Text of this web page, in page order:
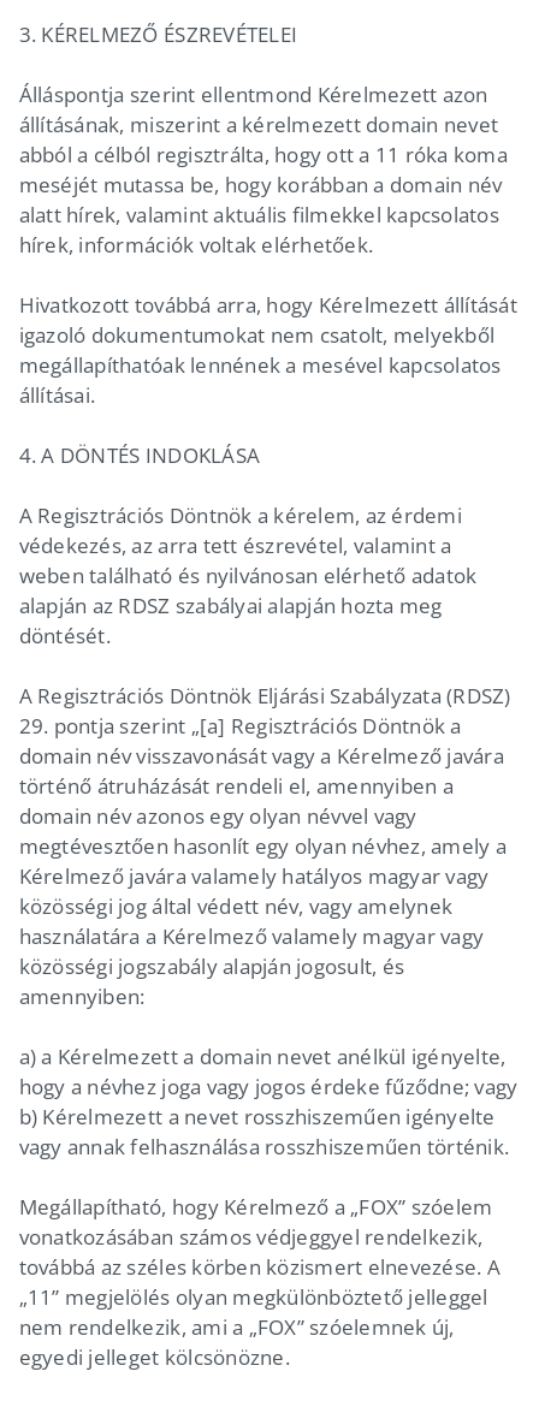
3. KÉRELMEZŐ ÉSZREVÉTELEI
Álláspontja szerint ellentmond Kérelmezett azon
állításának, miszerint a kérelmezett domain nevet
abból a célból regisztrálta, hogy ott a 11 róka koma
meséjét mutassa be, hogy korábban a domain név
alatt hírek, valamint aktuális filmekkel kapcsolatos
hírek, információk voltak elérhetőek.
Hivatkozott továbbá arra, hogy Kérelmezett állítását
igazoló dokumentumokat nem csatolt, melyekből
megállapíthatóak lennének a mesével kapcsolatos
állításai.
4. A DÖNTÉS INDOKLÁSA
A Regisztrációs Döntnök a kérelem, az érdemi
védekezés, az arra tett észrevétel, valamint a
weben található és nyilvánosan elérhető adatok
alapján az RDSZ szabályai alapján hozta meg
döntését.
A Regisztrációs Döntnök Eljárási Szabályzata (RDSZ)
29. pontja szerint „[a] Regisztrációs Döntnök a
domain név visszavonását vagy a Kérelmező javára
történő átruházását rendeli el, amennyiben a
domain név azonos egy olyan névvel vagy
megtévesztően hasonlít egy olyan névhez, amely a
Kérelmező javára valamely hatályos magyar vagy
közösségi jog által védett név, vagy amelynek
használatára a Kérelmező valamely magyar vagy
közösségi jogszabály alapján jogosult, és
amennyiben:
a) a Kérelmezett a domain nevet anélkül igényelte,
hogy a névhez joga vagy jogos érdeke fűződne; vagy
b) Kérelmezett a nevet rosszhiszeműen igényelte
vagy annak felhasználása rosszhiszeműen történik.
Megállapítható, hogy Kérelmező a „FOX” szóelem
vonatkozásában számos védjeggyel rendelkezik,
továbbá az széles körben közismert elnevezése. A
„11” megjelölés olyan megkülönböztető jelleggel
nem rendelkezik, ami a „FOX” szóelemnek új,
egyedi jelleget kölcsönözne.